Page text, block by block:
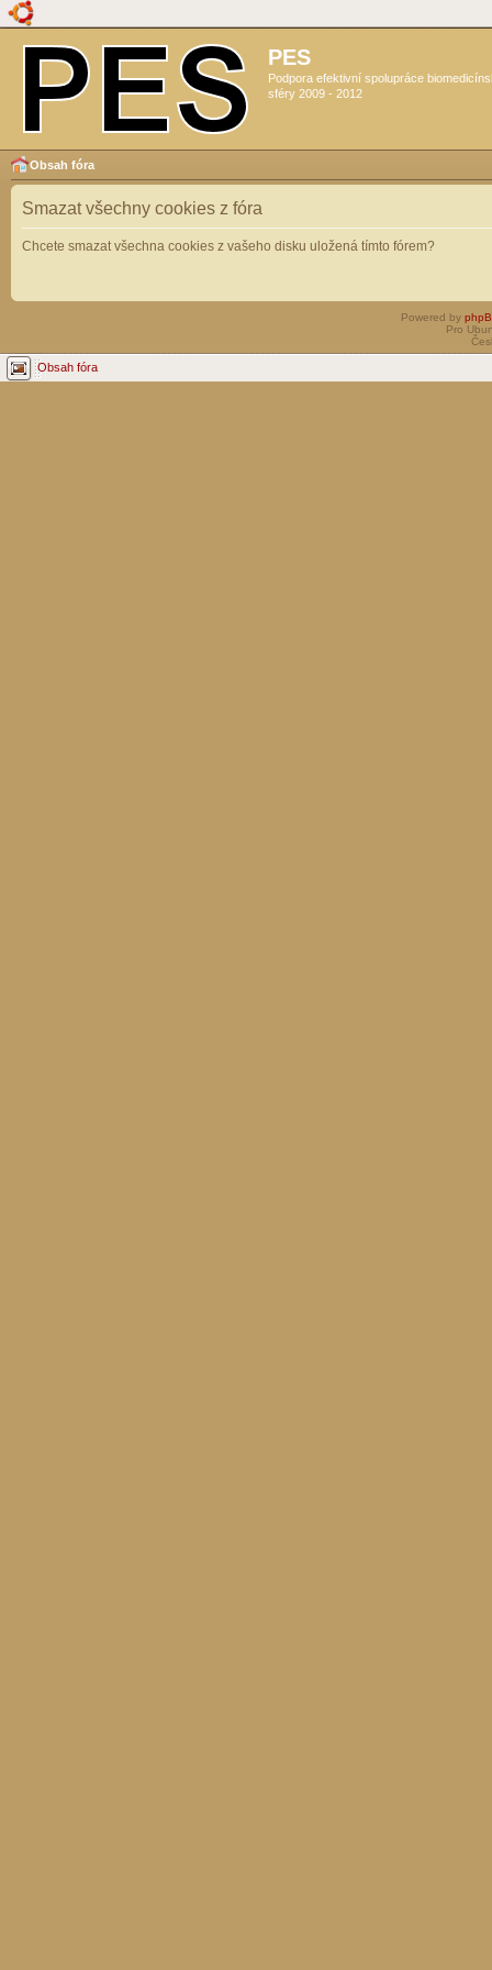
PES
Podpora efektivní spolupráce
sféry 2009 - 2012
Obsah fóra
Smazat všechny cookies z fóra
Chcete smazat všechna cookies z vašeho disku uložená tímto fórem?
Powered by
Pro
Obsah fóra